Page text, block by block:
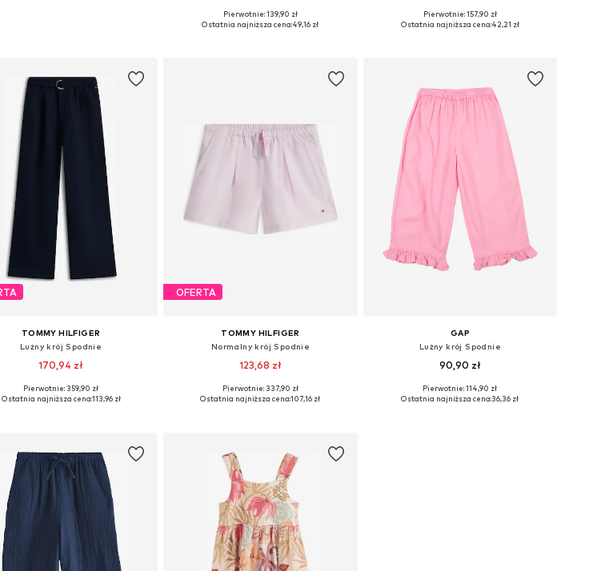
Dostępne rozmiary: 116-122
Pierwotnie: 139,90 zł
Ostatnia najniższa cena:49,16 zł
Dostępne w różnych rozmiarach
Pierwotnie: 157,90 zł
Ostatnia najniższa cena:42,21 zł
TOMMY HILFIGER
Lużny krój Spodnie
170,94 zł
Dostępne rozmiary: 110, 116
Pierwotnie: 359,90 zł
Ostatnia najniższa cena:113,96 zł
OFERTA
TOMMY HILFIGER
Normalny krój Spodnie
123,68 zł
Dostępne rozmiary: 104, 110, 128, 152, 164
Pierwotnie: 337,90 zł
Ostatnia najniższa cena:107,16 zł
GAP
Lużny krój Spodnie
90,90 zł
Dostępne rozmiary: 98
Pierwotnie: 114,90 zł
Ostatnia najniższa cena:36,36 zł